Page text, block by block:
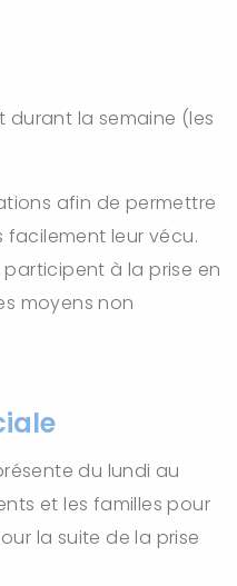
durant la semaine (les
afin de permettre
facilement leur vécu.
à la prise en
moyens non
du lundi au
et les familles pour
la suite de la prise